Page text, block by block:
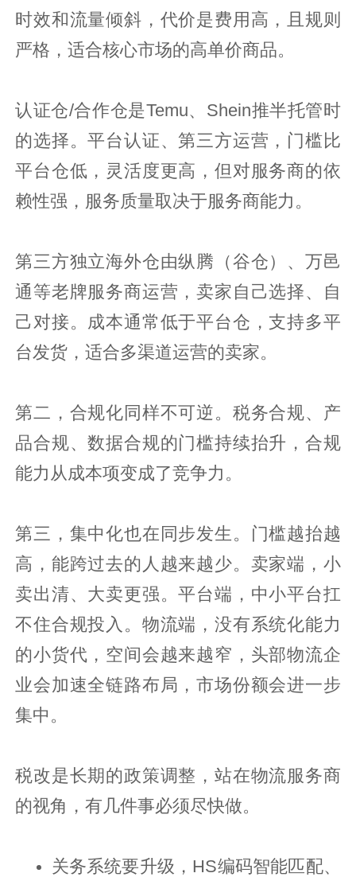
时效和流量倾斜，代价是费用高，且规则
严格，适合核心市场的高单价商品。
认证仓/合作仓是Temu、Shein推半托管时
的选择。平台认证、第三方运营，门槛比
平台仓低，灵活度更高，但对服务商的依
赖性强，服务质量取决于服务商能力。
第三方独立海外仓由纵腾（谷仓）、万邑
通等老牌服务商运营，卖家自己选择、自
己对接。成本通常低于平台仓，支持多平
台发货，适合多渠道运营的卖家。
第二，合规化同样不可逆。税务合规、产
品合规、数据合规的门槛持续抬升，合规
能力从成本项变成了竞争力。
第三，集中化也在同步发生。门槛越抬越
高，能跨过去的人越来越少。卖家端，小
卖出清、大卖更强。平台端，中小平台扛
不住合规投入。物流端，没有系统化能力
的小货代，空间会越来越窄，头部物流企
业会加速全链路布局，市场份额会进一步
集中。
税改是长期的政策调整，站在物流服务商
的视角，有几件事必须尽快做。
关务系统要升级，HS编码智能匹配、